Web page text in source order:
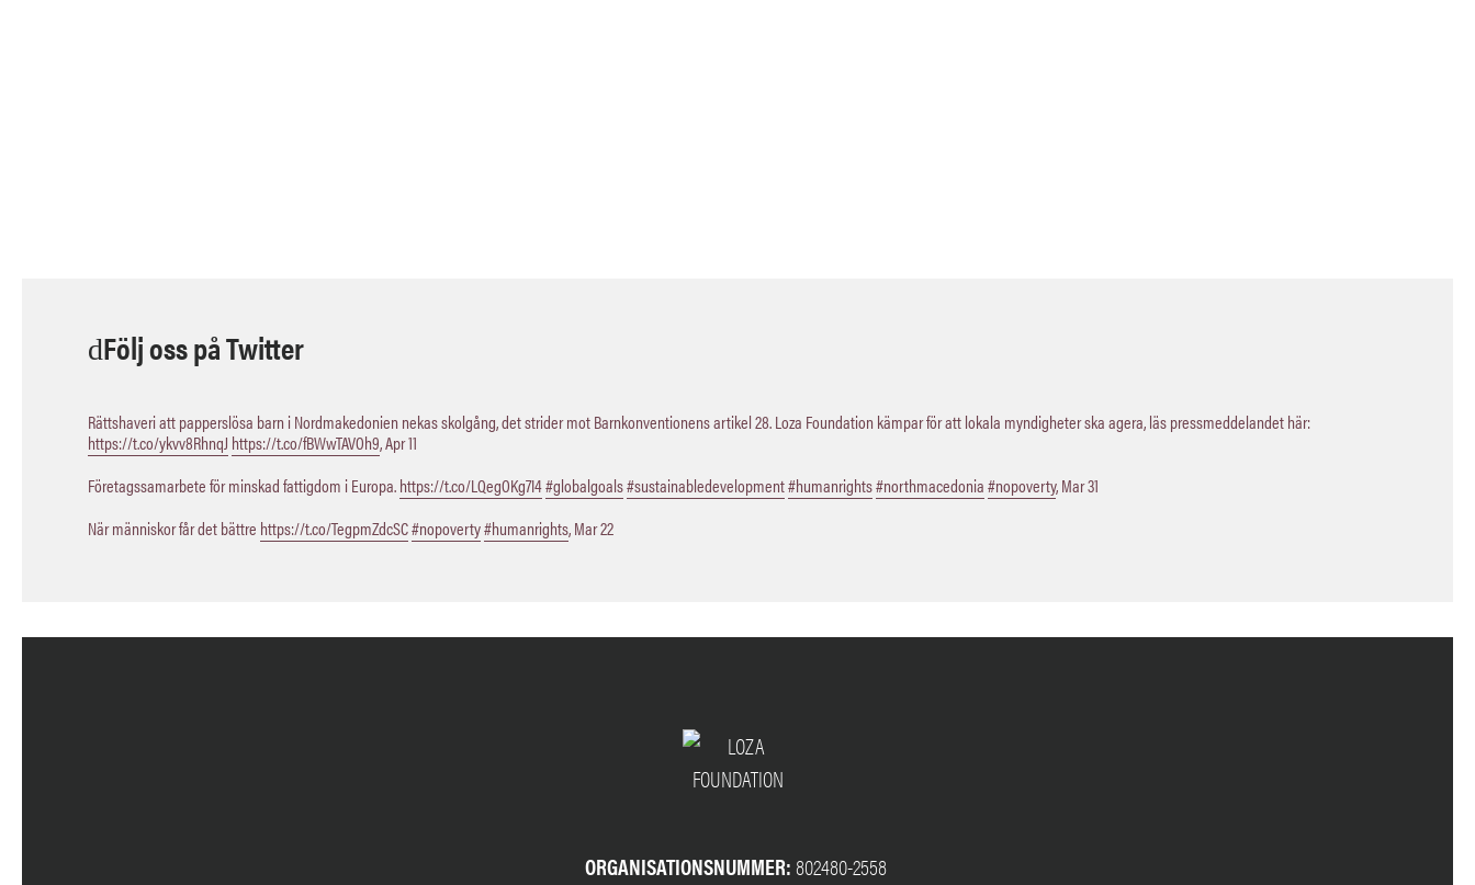
Följ oss på Twitter
Rättshaveri att papperslösa barn i Nordmakedonien nekas skolgång, det strider mot Barnkonventionens artikel 28. Loza Foundation kämpar för att lokala myndigheter ska agera, läs pressmeddelandet här:
https://t.co/ykvv8RhnqJ https://t.co/fBWwTAVOh9,Apr 11
Företagssamarbete för minskad fattigdom i Europa.https://t.co/LQegOKg7I4#globalgoals#sustainabledevelopment#humanrights#northmacedonia#nopoverty,Mar 31
När människor får det bättre https://t.co/TegpmZdcSC#nopoverty#humanrights,Mar 22
ORGANISATIONSNUMMER: 802480-2558